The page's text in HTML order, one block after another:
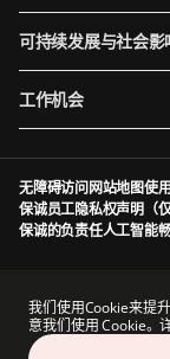
我们使用Cookie来提
意我们使用 Cookie。
可持续发展与社会影
工作机会
无障碍访问网站地图使
保诚员工隐私权声明（
保诚的负责任人工智能
London, EC4M 7NG,
司，其部分子公司由香港保
营业地点：香港中环港景